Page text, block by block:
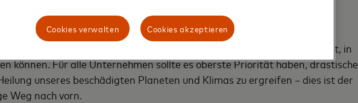
Wachstum ist integratives Wachstum. Arbeitet man hart daran,
zu schaffen, werden für alle und überall Möglichkeiten erschlossen.
zu erzielen, benötigen Unternehmen eine prosperierende Welt, in
können. Für alle Unternehmen sollte es oberste Priorität haben, drastische
unseres beschädigten Planeten und Klimas zu ergreifen – dies ist der
Weg nach vorn.
Cookies akzeptieren
Cookies verwalten